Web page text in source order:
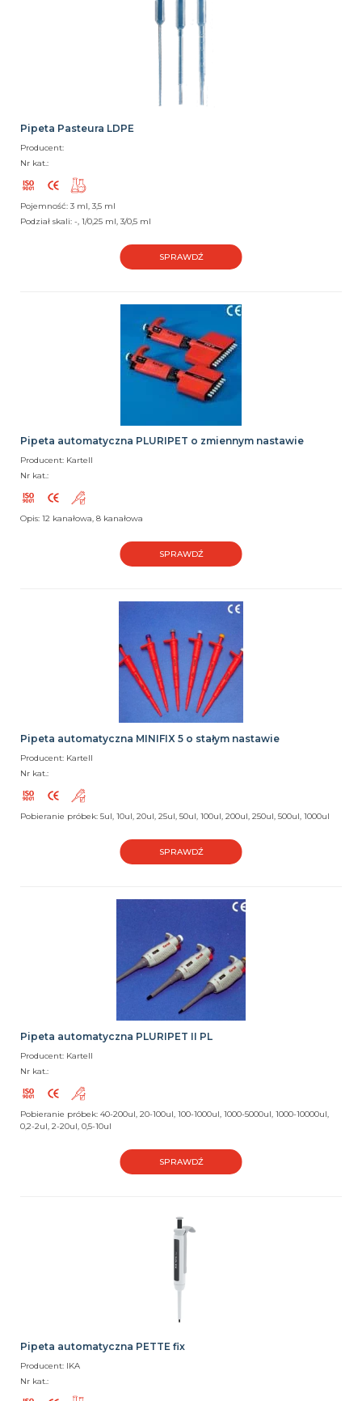
Pipeta Pasteura LDPE
Producent:
Nr kat.:
Pojemność: 3 ml, 3,5 ml
Podział skali: -, 1/0,25 ml, 3/0,5 ml
SPRAWDŹ
Pipeta automatyczna PLURIPET o zmiennym nastawie
Producent: Kartell
Nr kat.:
Opis: 12 kanałowa, 8 kanałowa
SPRAWDŹ
Pipeta automatyczna MINIFIX 5 o stałym nastawie
Producent: Kartell
Nr kat.:
Pobieranie próbek: 5ul, 10ul, 20ul, 25ul, 50ul, 100ul, 200ul, 250ul, 500ul, 1000ul
SPRAWDŹ
Pipeta automatyczna PLURIPET II PL
Producent: Kartell
Nr kat.:
Pobieranie próbek: 40-200ul, 20-100ul, 100-1000ul, 1000-5000ul, 1000-10000ul,
0,2-2ul, 2-20ul, 0,5-10ul
SPRAWDŹ
Pipeta automatyczna PETTE fix
Producent: IKA
Nr kat.: